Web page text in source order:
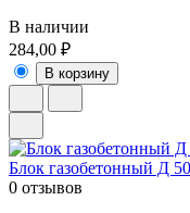
В наличии
284,00 ₽
В корзину
Блок газобетонный Д
0 отзывов